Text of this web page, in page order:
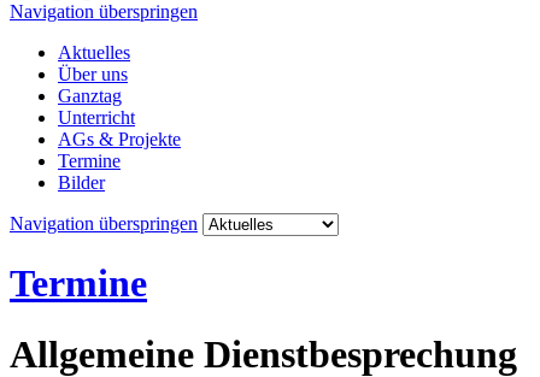
Navigation überspringen
Aktuelles
Über uns
Ganztag
Unterricht
AGs & Projekte
Termine
Bilder
Navigation überspringen
Termine
Allgemeine Dienstbesprechung